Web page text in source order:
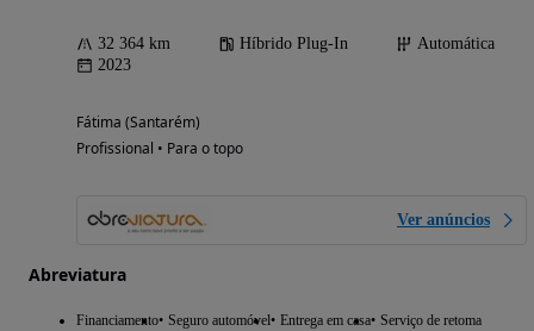
32 364 km Híbrido Plug-In
Automática
2023
Fátima (Santarém)
Profissional • Para o topo
Ver anúncios
Abreviatura
Financiamento Seguro automóvel Entrega em casa Serviço de retoma